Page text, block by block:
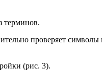
терминов.
проверяет
(рис. 3).